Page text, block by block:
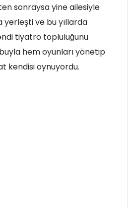
sonraysa yine ailesiyle
yerleşti ve bu yıllarda
tiyatro topluluğunu
hem oyunları yönetip
kendisi oynuyordu.